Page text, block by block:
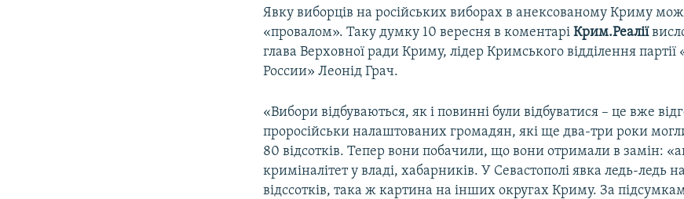
Явку виборців на російських виборах в анексованому Криму
«провалом». Таку думку 10 вересня в коментаріКрим.Реалії
глава Верховної ради Криму, лідер Кримського відділення
России» Леонід Грач.
«Вибори відбуваються, як і повинні були відбуватися – це вже
проросійськи налаштованих громадян, які ще два-три роки
80 відсотків. Тепер вони побачили, що вони отримали в замін:
криміналітет у владі, хабарників. У Севастополі явка ледь-ледь
відссотків, така ж картина на інших округах Криму. За